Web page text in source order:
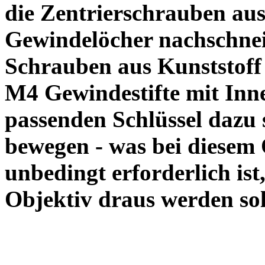
die Zentrierschrauben
Gewindelöcher
Schrauben aus
M4 Gewindestifte mit
passenden Schlüssel
bewegen - was bei
unbedingt erforderlich
Objektiv draus